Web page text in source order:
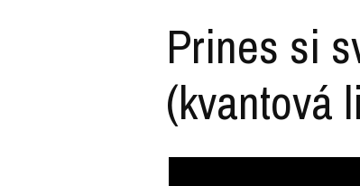
Prines si
(kvantová